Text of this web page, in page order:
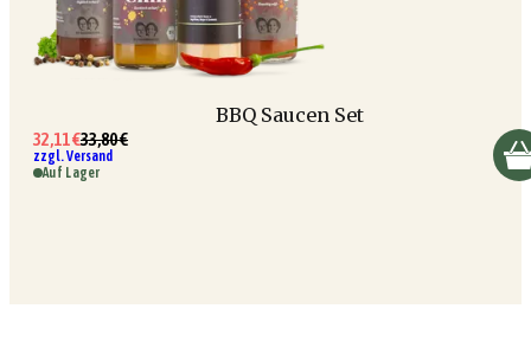
BBQ Saucen Set
32,11 €33,80 €
zzgl. Versand
Auf Lager